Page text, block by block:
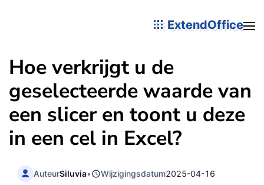
ExtendOffice
Hoe verkrijgt u de
geselecteerde waarde van
een slicer en toont u deze
in een cel in Excel?
AuteurSiluvia• Wijzigingsdatum2025-04-16